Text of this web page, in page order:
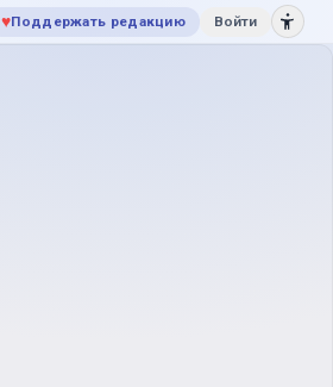
♥Поддержать редакцию Войти